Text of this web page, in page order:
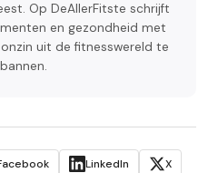
Op DeAllerFitste schrijft
en gezondheid met
uit de fitnesswereld te
LinkedIn
X